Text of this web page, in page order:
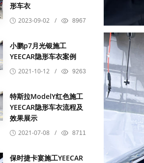
形车衣
2023-09-02 / 8967
小鹏p7月光银施工
YEECAR隐形车衣案例
2021-10-12 / 9263
特斯拉ModelY红色施工
YEECAR隐形车衣流程及
效果展示
2021-07-08 / 8711
保时捷卡宴施工YEECAR
姓名
手机号